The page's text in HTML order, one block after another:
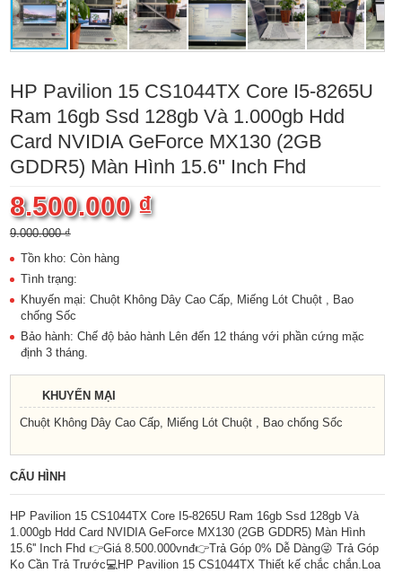
HP Pavilion 15 CS1044TX Core I5-8265U
Ram 16gb Ssd 128gb Và 1.000gb Hdd
Card NVIDIA GeForce MX130 (2GB
GDDR5) Màn Hình 15.6'' Inch Fhd
8.500.000 ₫
9.000.000 ₫
Tồn kho: Còn hàng
Tình trạng:
Khuyến mại: Chuột Không Dây Cao Cấp, Miếng Lót Chuột , Bao
chống Sốc
Bảo hành: Chế độ bảo hành Lên đến 12 tháng với phần cứng mặc
định 3 tháng.
KHUYẾN MẠI
Chuột Không Dây Cao Cấp, Miếng Lót Chuột , Bao chống Sốc
CẤU HÌNH
HP Pavilion 15 CS1044TX Core I5-8265U Ram 16gb Ssd 128gb Và
1.000gb Hdd Card NVIDIA GeForce MX130 (2GB GDDR5) Màn Hình
15.6'' Inch Fhd 👉Giá 8.500.000vnđ👉Trả Góp 0% Dễ Dàng😜 Trả Góp
Ko Cần Trả Trước💻HP Pavilion 15 CS1044TX Thiết kế chắc chắn.Loa